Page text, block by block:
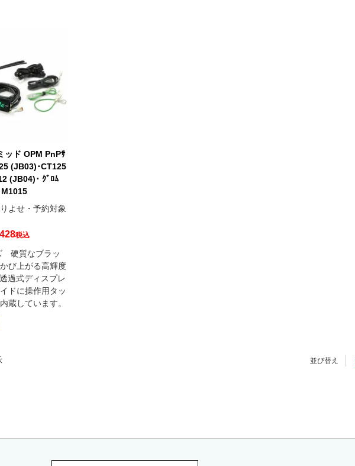
ッド OPM PnPｻ
(JB03)･CT125
(JB04)･ ｸﾞﾛﾑ
よせ・予約対象
税込
硬質なブラッ
び上がる高輝度
過式ディスプレ
ドに操作用タッ
蔵しています。
並び替え